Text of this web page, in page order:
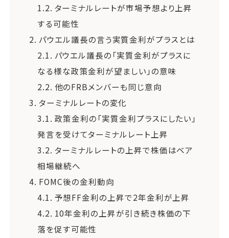
1.2. ターミナルレートが市場予想より上昇
する可能性
2. パウエル議長の言う実質金利がプラスとは
2.1. パウエル議長の「実質金利がプラスに
なる様な政策金利が望ましい」の意味
2.2. 他のFRBメンバーも同じ意向
3. ターミナルレートの変化
3.1. 政策金利の「実質金利プラスにしたい」
発言を受けてターミナルレート上昇
3.2. ターミナルレートの上昇で株価はベア
相場継続へ
4. FOMC後の金利動向
4.1. 予想FF金利の上昇で2年金利が上昇
4.2. 10年金利の上昇が引き続き株価の下
落を促す可能性